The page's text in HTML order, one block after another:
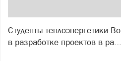
Студенты-теплоэнергетики
в разработке проектов в ра...